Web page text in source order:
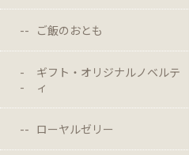
ご飯のおとも
ギフト・オリジナルノベルテ
ィ
ローヤルゼリー